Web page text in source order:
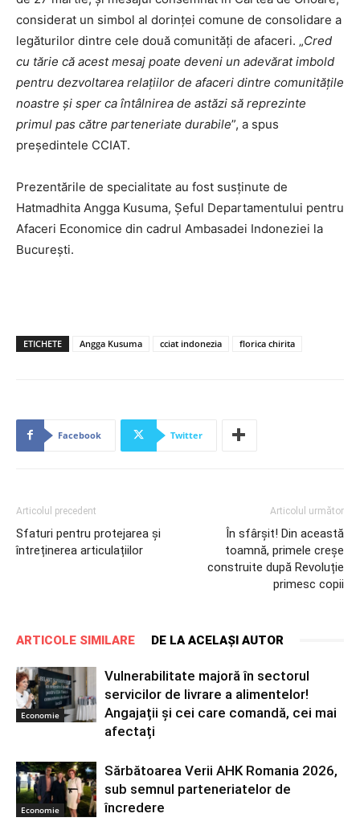
considerat un simbol al dorinței comune de consolidare a
legăturilor dintre cele două comunități de afaceri. „Cred
cu tărie că acest mesaj poate deveni un adevărat imbold
pentru dezvoltarea relațiilor de afaceri dintre comunitățile
noastre și sper ca întâlnirea de astăzi să reprezinte
primul pas către parteneriate durabile”, a spus
președintele CCIAT.
Prezentările de specialitate au fost susținute de
Hatmadhita Angga Kusuma, Șeful Departamentului pentru
Afaceri Economice din cadrul Ambasadei Indoneziei la
București.
ETICHETE Angga Kusuma cciat indonezia florica chirita
Facebook Twitter
Articolul precedent
Sfaturi pentru protejarea și
întreținerea articulațiilor
Articolul următor
În sfârșit! Din această
toamnă, primele creșe
construite după Revoluție
primesc copii
ARTICOLE SIMILARE DE LA ACELAȘI AUTOR
Economie
Vulnerabilitate majoră în sectorul
servicilor de livrare a alimentelor!
Angajații și cei care comandă, cei mai
afectați
Economie
Sărbătoarea Verii AHK Romania 2026,
sub semnul parteneriatelor de
încredere